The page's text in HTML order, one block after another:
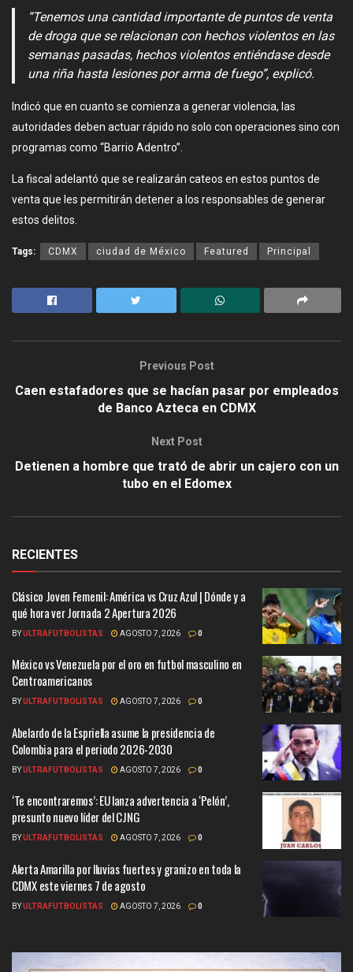
“Tenemos una cantidad importante de puntos de venta
de droga que se relacionan con hechos violentos en las
semanas pasadas, hechos violentos entiéndase desde
una riña hasta lesiones por arma de fuego”, explicó.
Indicó que en cuanto se comienza a generar violencia, las
autoridades deben actuar rápido no solo con operaciones sino con
programas como “Barrio Adentro”.
La fiscal adelantó que se realizarán cateos en estos puntos de
venta que les permitirán detener a los responsables de generar
estos delitos.
Tags: CDMX ciudad de México Featured Principal
Previous Post
Caen estafadores que se hacían pasar por empleados
de Banco Azteca en CDMX
Next Post
Detienen a hombre que trató de abrir un cajero con un
tubo en el Edomex
RECIENTES
Clásico Joven Femenil: América vs Cruz Azul | Dónde y a
qué hora ver Jornada 2 Apertura 2026
BYULTRAFUTBOLISTAS AGOSTO 7, 2026 0
México vs Venezuela por el oro en futbol masculino en
Centroamericanos
BYULTRAFUTBOLISTAS AGOSTO 7, 2026 0
Abelardo de la Espriella asume la presidencia de
Colombia para el periodo 2026-2030
BYULTRAFUTBOLISTAS AGOSTO 7, 2026 0
‘Te encontraremos’: EU lanza advertencia a ‘Pelón’,
presunto nuevo líder del CJNG
BYULTRAFUTBOLISTAS AGOSTO 7, 2026 0
Alerta Amarilla por lluvias fuertes y granizo en toda la
CDMX este viernes 7 de agosto
BYULTRAFUTBOLISTAS AGOSTO 7, 2026 0